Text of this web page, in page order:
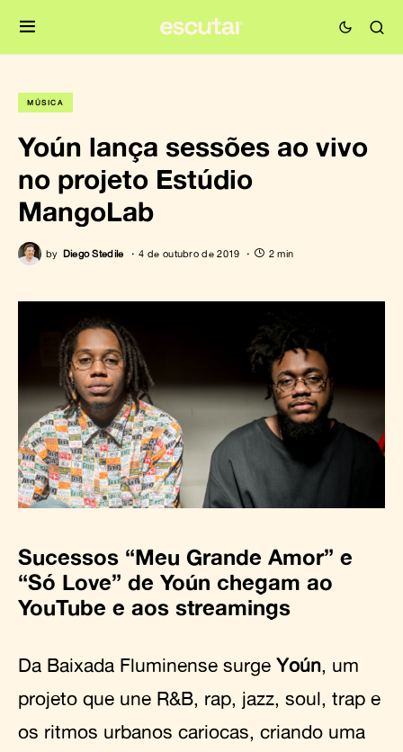
MÚSICA
Yoún lança sessões ao vivo
no projeto Estúdio
MangoLab
by Diego Stedile 4 de outubro de 2019 2 min
Sucessos “Meu Grande Amor” e
“Só Love” de Yoún chegam ao
YouTube e aos streamings
Da Baixada Fluminense surge Yoún, um
projeto que une R&B, rap, jazz, soul, trap e
os ritmos urbanos cariocas, criando uma